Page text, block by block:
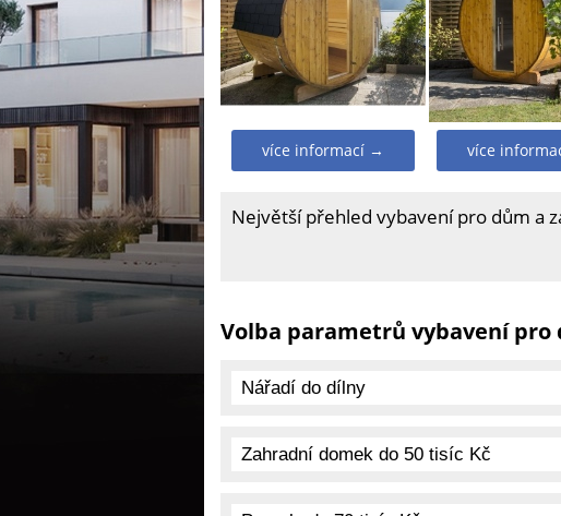
více informací → více
Největší přehled vybavení pro dům a
Volba parametrů vybavení pro